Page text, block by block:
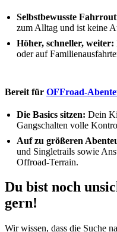
Selbstbewusste
zum Alltag und ist keine
Höher, schneller, weiter:
oder auf
Bereit für OFFroad-
Die Basics sitzen: Dein
Gangschalten volle
Auf zu größeren
und Singletrails sowie
Offroad-Terrain.
Du bist noch
gern!
Wir wissen, dass die Suche